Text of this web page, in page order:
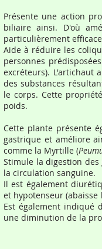
Présente une action
biliaire ainsi. D'où
particulièrement
Aide à réduire les
personnes
excréteurs). L'artichaut
des substances
le corps. Cette
poids.
Cette plante présente
gastrique et améliore
comme la Myrtille (
Stimule la digestion
la circulation sanguine.
Il est également
et hypotenseur
Est également indiqué
une diminution de la